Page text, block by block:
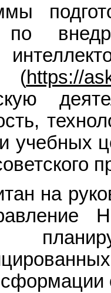
по
https://
на